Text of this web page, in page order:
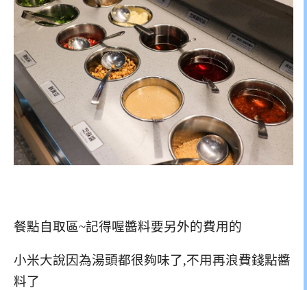
餐點自取區~記得喔醬料要另外的費用的
小米大說因為湯頭都很夠味了,不用再浪費錢點醬
料了